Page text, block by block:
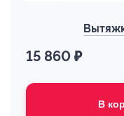
15 860 ₽
В